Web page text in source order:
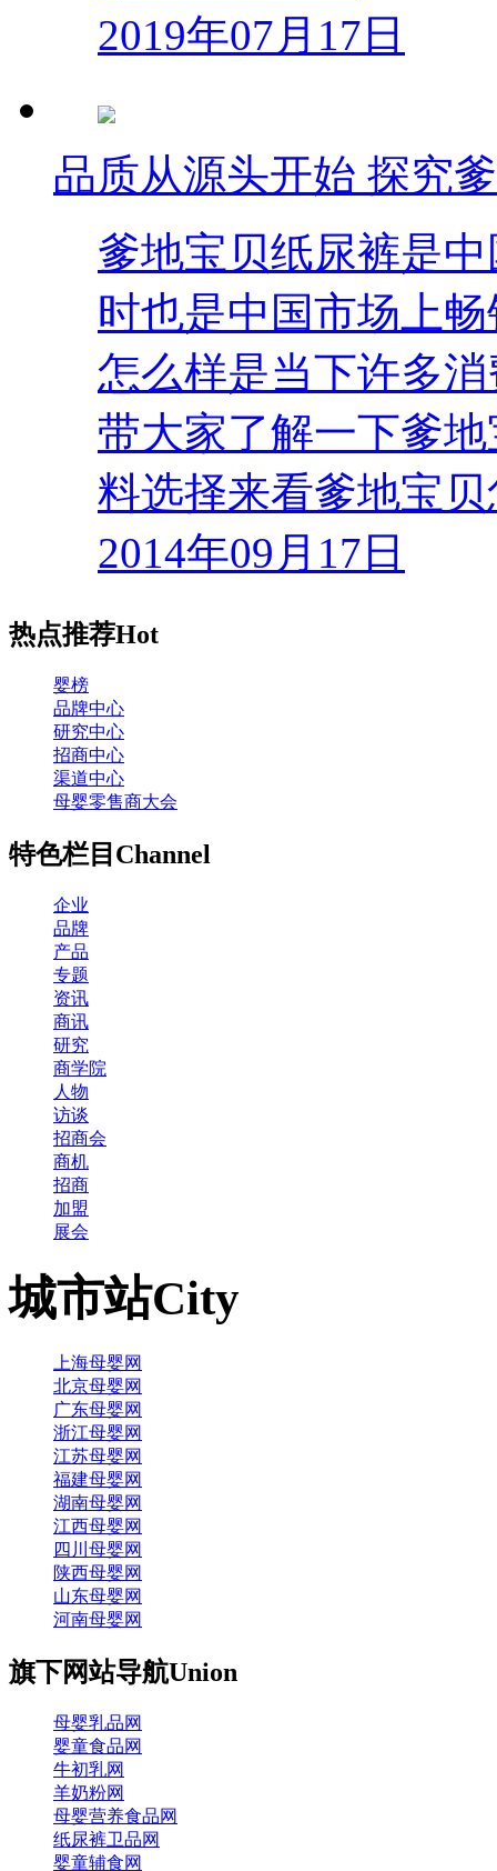
2019年07月17日
品质从源头开始 探究
爹地宝贝纸尿裤是
时也是中国市场上
怎么样是当下许多
带大家了解一下爹
料选择来看爹地宝
2014年09月17日
热点推荐Hot
婴榜
品牌中心
研究中心
招商中心
渠道中心
母婴零售商大会
特色栏目 Channel
企业
品牌
产品
专题
资讯
商讯
研究
商学院
人物
访谈
招商会
商机
招商
加盟
展会
城市站City
上海母婴网
北京母婴网
广东母婴网
浙江母婴网
江苏母婴网
福建母婴网
湖南母婴网
江西母婴网
四川母婴网
陕西母婴网
山东母婴网
河南母婴网
旗下网站导航Union
母婴乳品网
婴童食品网
牛初乳网
羊奶粉网
母婴营养食品网
纸尿裤卫品网
婴童辅食网